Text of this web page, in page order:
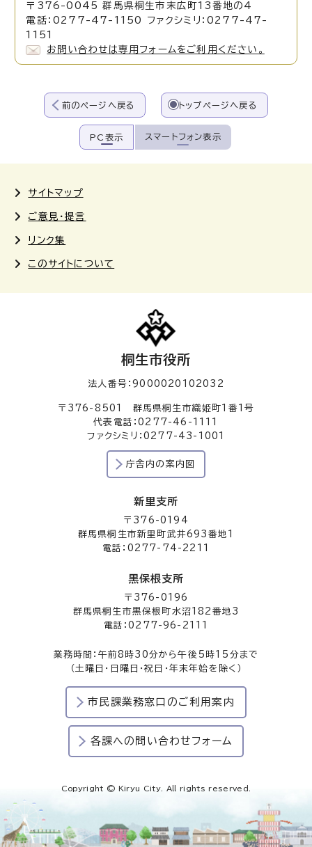
〒376-0045 群馬県桐生市末広町13番地の4
電話：0277-47-1150 ファクシミリ：0277-47-
1151
お問い合わせは専用フォームをご利用ください。
前のページへ戻る トップページへ戻る
PC表示 スマートフォン表示
サイトマップ
ご意見・提言
リンク集
このサイトについて
桐生市役所
法人番号：9000020102032
〒376-8501 群馬県桐生市織姫町1番1号
代表電話：0277-46-1111
ファクシミリ：0277-43-1001
庁舎内の案内図
新里支所
〒376-0194
群馬県桐生市新里町武井693番地1
電話：0277-74-2211
黒保根支所
〒376-0196
群馬県桐生市黒保根町水沼182番地3
電話：0277-96-2111
業務時間：午前8時30分から午後5時15分まで
（土曜日・日曜日・祝日・年末年始を除く）
市民課業務窓口のご利用案内
各課への問い合わせフォーム
Copyright © Kiryu City. All rights reserved.